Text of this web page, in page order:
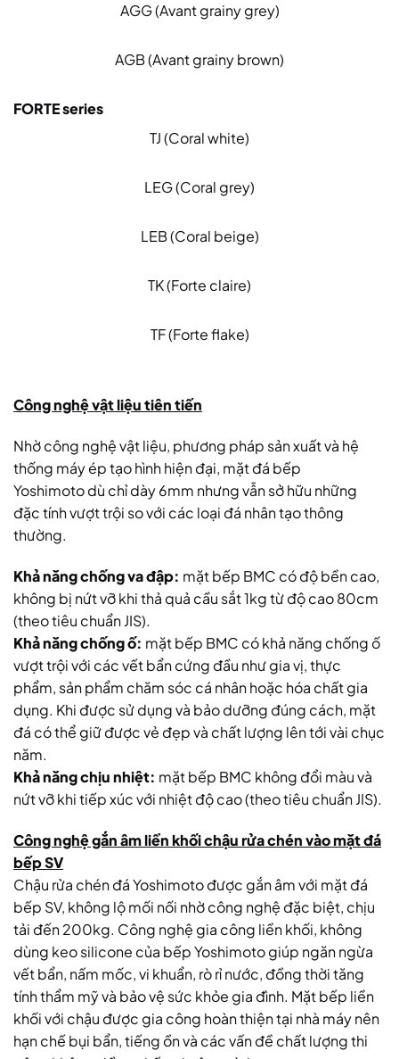
AGG (Avant grainy grey)
AGB (Avant grainy brown)
FORTE series
TJ (Coral white)
LEG (Coral grey)
LEB (Coral beige)
TK (Forte claire)
TF (Forte flake)
Công nghệ vật liệu tiên tiến
Nhờ công nghệ vật liệu, phương pháp sản xuất và hệ
thống máy ép tạo hình hiện đại, mặt đá bếp
Yoshimoto dù chỉ dày 6mm nhưng vẫn sở hữu những
đặc tính vượt trội so với các loại đá nhân tạo thông
thường.
Khả năng chống va đập: mặt bếp BMC có độ bền cao,
không bị nứt vỡ khi thả quả cầu sắt 1kg từ độ cao 80cm
(theo tiêu chuẩn JIS).
Khả năng chống ố: mặt bếp BMC có khả năng chống ố
vượt trội với các vết bẩn cứng đầu như gia vị, thực
phẩm, sản phẩm chăm sóc cá nhân hoặc hóa chất gia
dụng. Khi được sử dụng và bảo dưỡng đúng cách, mặt
đá có thể giữ được vẻ đẹp và chất lượng lên tới vài chục
năm.
Khả năng chịu nhiệt: mặt bếp BMC không đổi màu và
nứt vỡ khi tiếp xúc với nhiệt độ cao (theo tiêu chuẩn JIS).
Công nghệ gắn âm liền khối chậu rửa chén vào mặt đá
bếp SV
Chậu rửa chén đá Yoshimoto được gắn âm với mặt đá
bếp SV, không lộ mối nối nhờ công nghệ đặc biệt, chịu
tải đến 200kg. Công nghệ gia công liền khối, không
dùng keo silicone của bếp Yoshimoto giúp ngăn ngừa
vết bẩn, nấm mốc, vi khuẩn, rò rỉ nước, đồng thời tăng
tính thẩm mỹ và bảo vệ sức khỏe gia đình. Mặt bếp liền
khối với chậu được gia công hoàn thiện tại nhà máy nên
hạn chế bụi bẩn, tiếng ồn và các vấn đề chất lượng thi